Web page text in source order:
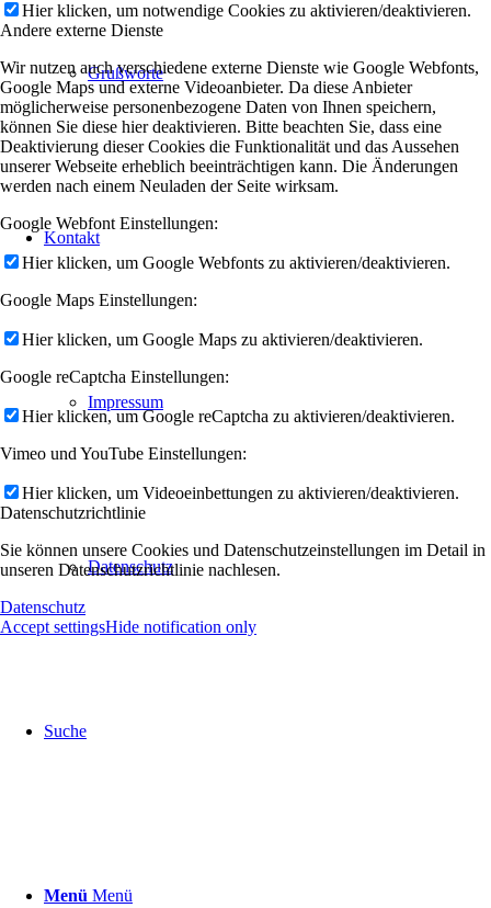
Grußworte
Kontakt
Impressum
Datenschutz
Suche
Menü Menü
Hier klicken, um notwendige Cookies zu aktivieren/deaktivieren.
Andere externe Dienste
Wir nutzen auch verschiedene externe Dienste wie Google Webfonts,
Google Maps und externe Videoanbieter. Da diese Anbieter
möglicherweise personenbezogene Daten von Ihnen speichern,
können Sie diese hier deaktivieren. Bitte beachten Sie, dass eine
Deaktivierung dieser Cookies die Funktionalität und das Aussehen
unserer Webseite erheblich beeinträchtigen kann. Die Änderungen
werden nach einem Neuladen der Seite wirksam.
Google Webfont Einstellungen:
Hier klicken, um Google Webfonts zu aktivieren/deaktivieren.
Google Maps Einstellungen:
Hier klicken, um Google Maps zu aktivieren/deaktivieren.
Google reCaptcha Einstellungen:
Hier klicken, um Google reCaptcha zu aktivieren/deaktivieren.
Vimeo und YouTube Einstellungen:
Hier klicken, um Videoeinbettungen zu aktivieren/deaktivieren.
Datenschutzrichtlinie
Sie können unsere Cookies und Datenschutzeinstellungen im Detail in
unseren Datenschutzrichtlinie nachlesen.
Datenschutz
Accept settingsHide notification only